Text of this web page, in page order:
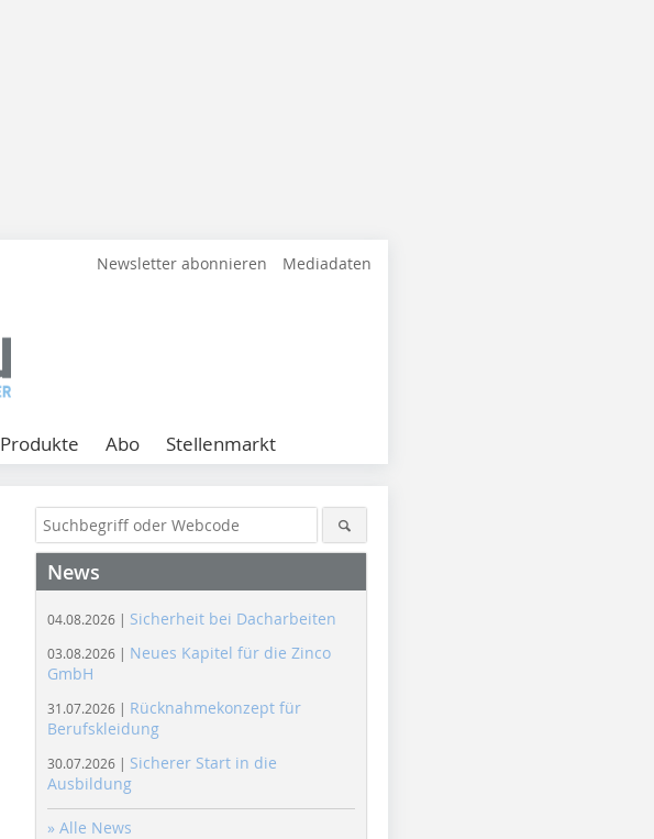
Newsletter abonnieren Mediadaten
Produkte Abo Stellenmarkt
News
04.08.2026 | Sicherheit bei Dacharbeiten
03.08.2026 | Neues Kapitel für die Zinco
GmbH
31.07.2026 | Rücknahmekonzept für
Berufskleidung
30.07.2026 | Sicherer Start in die
Ausbildung
» Alle News